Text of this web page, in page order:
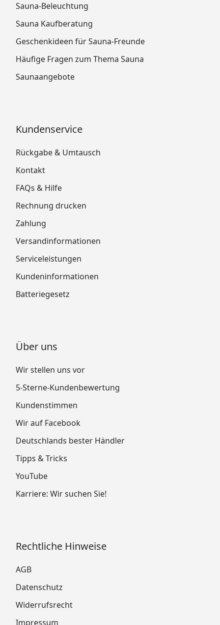
Sauna-Beleuchtung
Sauna Kaufberatung
Geschenkideen für Sauna-Freunde
Häufige Fragen zum Thema Sauna
Saunaangebote
Kundenservice
Rückgabe & Umtausch
Kontakt
FAQs & Hilfe
Rechnung drucken
Zahlung
Versandinformationen
Serviceleistungen
Kundeninformationen
Batteriegesetz
Über uns
Wir stellen uns vor
5-Sterne-Kundenbewertung
Kundenstimmen
Wir auf Facebook
Deutschlands bester Händler
Tipps & Tricks
YouTube
Karriere: Wir suchen Sie!
Rechtliche Hinweise
AGB
Datenschutz
Widerrufsrecht
Impressum